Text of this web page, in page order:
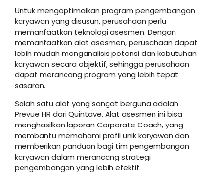
Untuk mengoptimalkan program pengembangan
karyawan yang disusun, perusahaan perlu
memanfaatkan teknologi asesmen. Dengan
memanfaatkan alat asesmen, perusahaan dapat
lebih mudah menganalisis potensi dan kebutuhan
karyawan secara objektif, sehingga perusahaan
dapat merancang program yang lebih tepat
sasaran.
Salah satu alat yang sangat berguna adalah
Prevue HR dari Quintave. Alat asesmen ini bisa
menghasilkan laporan Corporate Coach, yang
membantu memahami profil unik karyawan dan
memberikan panduan bagi tim pengembangan
karyawan dalam merancang strategi
pengembangan yang lebih efektif.